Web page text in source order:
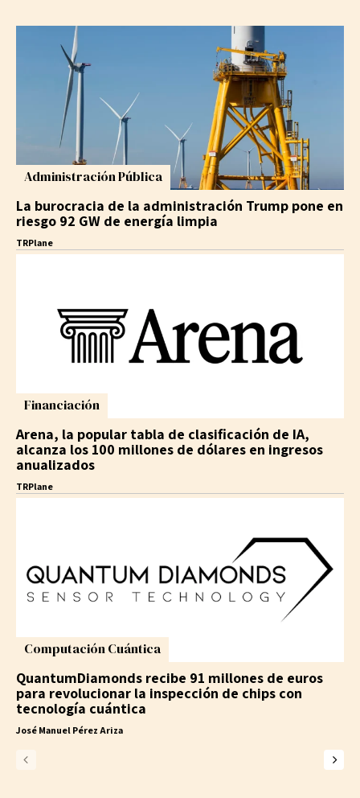
Administración Pública
La burocracia de la administración Trump pone en
riesgo 92 GW de energía limpia
TRPlane
Financiación
Arena, la popular tabla de clasificación de IA,
alcanza los 100 millones de dólares en ingresos
anualizados
TRPlane
Computación Cuántica
QuantumDiamonds recibe 91 millones de euros
para revolucionar la inspección de chips con
tecnología cuántica
José Manuel Pérez Ariza